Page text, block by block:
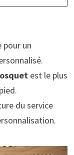
pour un
est le plus
du service